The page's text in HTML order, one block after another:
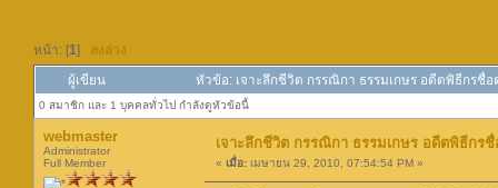
หน้า: [1] ลงล่าง
ผู้เขียน หัวข้อ: เจาะลึกชีวิต กรรณิกา ธรรมเกษร อดีตพิธีกรชื่
0 สมาชิก และ 1 บุคคลทั่วไป กำลังดูหัวข้อนี้
webmaster
Administrator
Full Member
เจาะลึกชีวิต กรรณิกา ธรรมเกษร อดีตพิธีกรชื่
« เมื่อ: เมษายน 29, 2010, 07:54:54 PM »